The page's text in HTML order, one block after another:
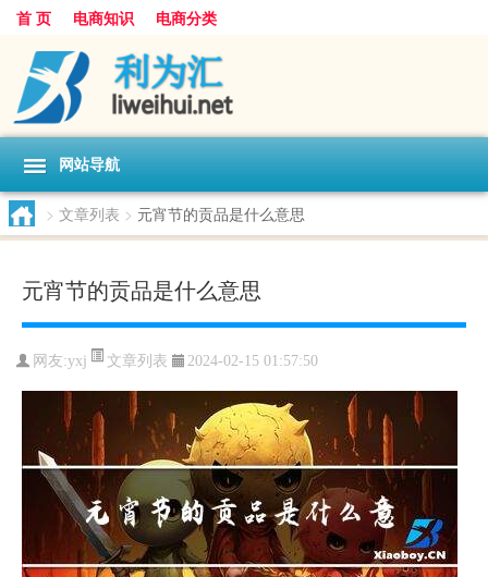
首 页 电商知识 电商分类
网站导航
> 文章列表 > 元宵节的贡品是什么意思
元宵节的贡品是什么意思
网友:yxj 文章列表 2024-02-15 01:57:50